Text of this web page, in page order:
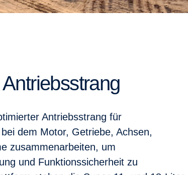
Antriebsstrang für
dem Motor, Getriebe, Achsen,
zusammenarbeiten, um
und Funktionssicherheit zu